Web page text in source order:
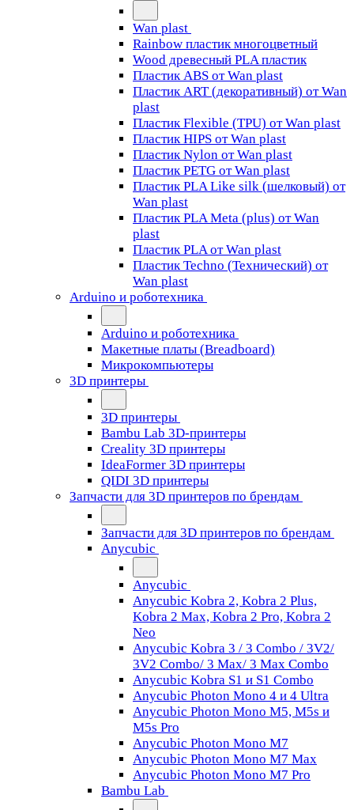
Wan plast
Rainbow пластик многоцветный
Wood древесный PLA пластик
Пластик ABS от Wan plast
Пластик ART (декоративный) от Wan
plast
Пластик Flexible (TPU) от Wan plast
Пластик HIPS от Wan plast
Пластик Nylon от Wan plast
Пластик PETG от Wan plast
Пластик PLA Like silk (шелковый) от
Wan plast
Пластик PLA Meta (plus) от Wan
plast
Пластик PLA от Wan plast
Пластик Techno (Технический) от
Wan plast
Arduino и роботехника
Arduino и роботехника
Макетные платы (Breadboard)
Микрокомпьютеры
3D принтеры
3D принтеры
Bambu Lab 3D-принтеры
Creality 3D принтеры
IdeaFormer 3D принтеры
QIDI 3D принтеры
Запчасти для 3D принтеров по брендам
Запчасти для 3D принтеров по брендам
Anycubic
Anycubic
Anycubic Kobra 2, Kobra 2 Plus,
Kobra 2 Max, Kobra 2 Pro, Kobra 2
Neo
Anycubic Kobra 3 / 3 Combo / 3V2/
3V2 Combo/ 3 Max/ 3 Max Combo
Anycubic Kobra S1 и S1 Combo
Anycubic Photon Mono 4 и 4 Ultra
Anycubic Photon Mono M5, M5s и
M5s Pro
Anycubic Photon Mono M7
Anycubic Photon Mono M7 Max
Anycubic Photon Mono M7 Pro
Bambu Lab